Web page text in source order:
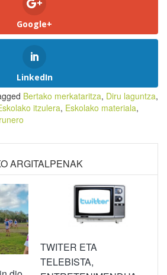
Google+
LinkedIn
Bertako merkataritza, Diru laguntza,
itzulera, Eskolako materiala,
ARGITALPENAK
TWITER ETA
TELEBISTA,